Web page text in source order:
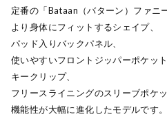
定番の「Bataan（バターン）ファニ
より身体にフィットするシェイプ、
パッド入りバックパネル、
使いやすいフロントジッパーポケット
キークリップ、
フリースライニングのスリーブポケッ
機能性が大幅に進化したモデルです。